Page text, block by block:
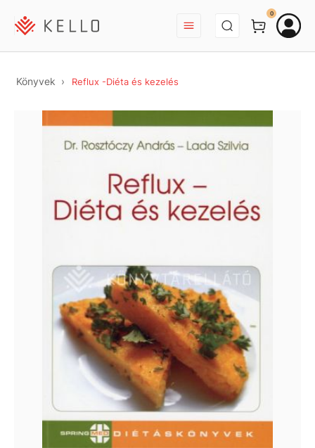
BEJELENTKEZÉS
0
Könyvek Reflux -Diéta és kezelés